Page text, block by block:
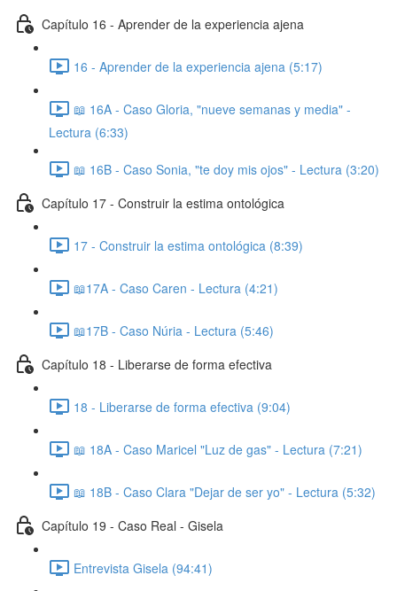
Capítulo 16 - Aprender de la experiencia ajena
16 - Aprender de la experiencia ajena (5:17)
📖 16A - Caso Gloria, "nueve semanas y media" -
Lectura (6:33)
📖 16B - Caso Sonia, "te doy mis ojos" - Lectura (3:20)
Capítulo 17 - Construir la estima ontológica
17 - Construir la estima ontológica (8:39)
📖17A - Caso Caren - Lectura (4:21)
📖17B - Caso Núria - Lectura (5:46)
Capítulo 18 - Liberarse de forma efectiva
18 - Liberarse de forma efectiva (9:04)
📖 18A - Caso Maricel "Luz de gas" - Lectura (7:21)
📖 18B - Caso Clara "Dejar de ser yo" - Lectura (5:32)
Capítulo 19 - Caso Real - Gisela
Entrevista Gisela (94:41)